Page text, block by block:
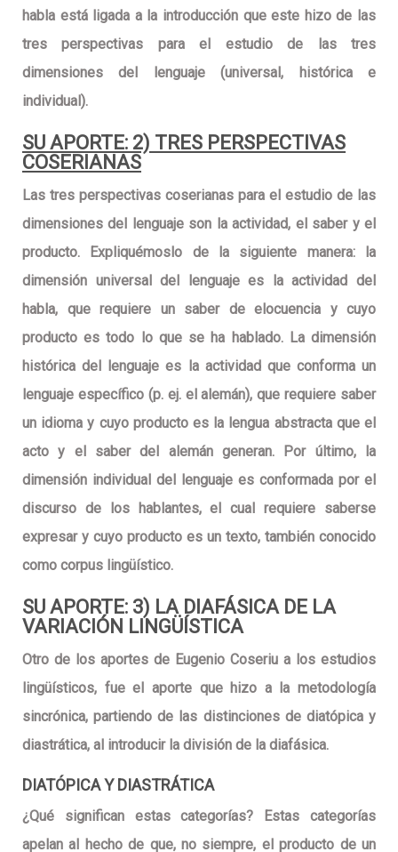
habla está ligada a la introducción que este hizo de las
tres perspectivas para el estudio de las tres
dimensiones del lenguaje (universal, histórica e
individual).
SU APORTE: 2) TRES PERSPECTIVAS
COSERIANAS
Las tres perspectivas coserianas para el estudio de las
dimensiones del lenguaje son la actividad, el saber y el
producto. Expliquémoslo de la siguiente manera: la
dimensión universal del lenguaje es la actividad del
habla, que requiere un saber de elocuencia y cuyo
producto es todo lo que se ha hablado. La dimensión
histórica del lenguaje es la actividad que conforma un
lenguaje específico (p. ej. el alemán), que requiere saber
un idioma y cuyo producto es la lengua abstracta que el
acto y el saber del alemán generan. Por último, la
dimensión individual del lenguaje es conformada por el
discurso de los hablantes, el cual requiere saberse
expresar y cuyo producto es un texto, también conocido
como corpus lingüístico.
SU APORTE: 3) LA DIAFÁSICA DE LA
VARIACIÓN LINGÜÍSTICA
Otro de los aportes de Eugenio Coseriu a los estudios
lingüísticos, fue el aporte que hizo a la metodología
sincrónica, partiendo de las distinciones de diatópica y
diastrática, al introducir la división de la diafásica.
DIATÓPICA Y DIASTRÁTICA
¿Qué significan estas categorías? Estas categorías
apelan al hecho de que, no siempre, el producto de un